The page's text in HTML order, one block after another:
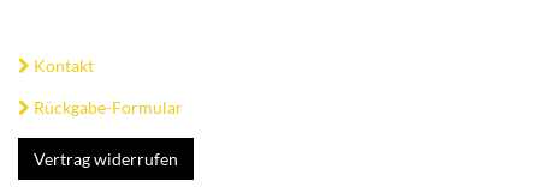
Kontakt
Rückgabe-Formular
Vertrag widerrufen